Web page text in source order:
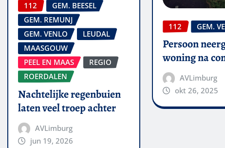
112
GEM. BEESEL
GEM. REMUNJ
GEM. VENLO
LEUDAL
MAASGOUW
PEEL EN MAAS
REGIO
ROERDALEN
Nachtelijke regenbuien
laten veel troep achter
AVLimburg
jun 19, 2026
112 GEM.
Persoon
woning na
AVLimburg
okt 26, 2025